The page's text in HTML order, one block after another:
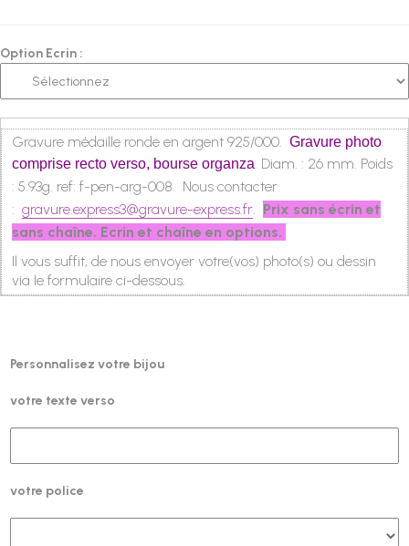
Option Ecrin :
Gravure médaille ronde en argent 925/000.Gravure photo
comprise recto verso, bourse organza Diam. : 26 mm. Poids
: 5.93g. ref: f-pen-arg-008.
Nous contacter
:gravure.express3@gravure-express.fr
Prix sans écrin et
sans chaîne. Ecrin et chaîne en options.
Il vous suffit, de nous envoyer votre(vos) photo(s) ou dessin
via le formulaire ci-dessous.
Personnalisez votre bijou
votre texte verso
votre police